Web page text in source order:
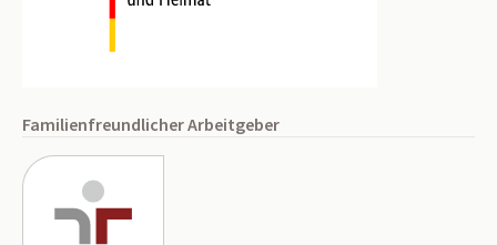
Familienfreundlicher Arbeitgeber